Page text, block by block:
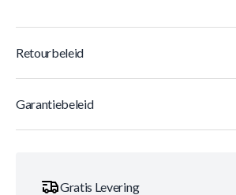
Retourbeleid
Garantiebeleid
Gratis Levering